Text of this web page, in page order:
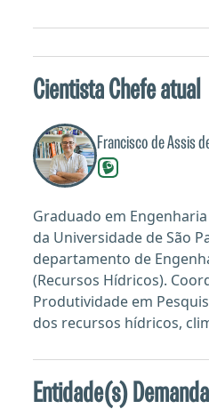
Cientista Chefe atual
Francisco de Assis
Graduado em
da Universidade de São
departamento de
(Recursos Hídricos).
Produtividade em
dos recursos hídricos,
Entidade(s)